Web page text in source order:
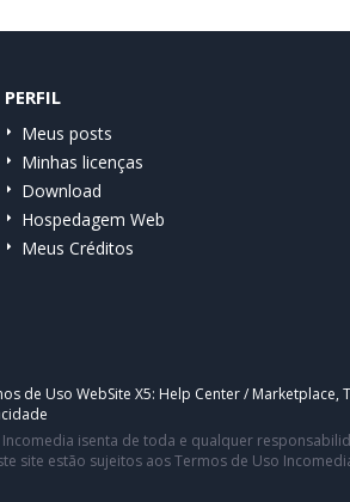
PERFIL
Meus posts
Minhas licenças
Download
Hospedagem Web
Meus Créditos
de Uso WebSite X5: Help Center / Marketplace,
isenta de toda e qualquer
site estão sujeitos aos Termos de Uso